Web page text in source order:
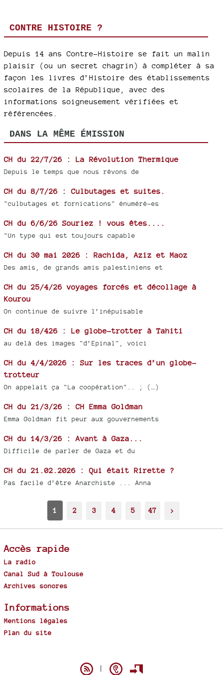
CONTRE HISTOIRE ?
Depuis 14 ans Contre-Histoire se fait un malin
plaisir (ou un secret chagrin) à compléter à sa
façon les livres d’Histoire des établissements
scolaires de la République, avec des
informations soigneusement vérifiées et
référencées.
DANS LA MÊME ÉMISSION
CH du 22/7/26 : La Révolution Thermique
Depuis le temps que nous rêvons de
CH du 8/7/26 : Culbutages et suites.
"culbutages et fornications" énuméré-es
CH du 6/6/26 Souriez ! vous êtes....
"Un type qui est toujours capable
CH du 30 mai 2026 : Rachida, Aziz et Maoz
Des amis, de grands amis palestiniens et
CH du 25/4/26 voyages forcés et décollage à
Kourou
On continue de suivre l’inépuisable
CH du 18/426 : Le globe-trotter à Tahiti
au delà des images "d’Epinal", voici
CH du 4/4/2026 : Sur les traces d’un globe-
trotteur
On appelait ça "La coopération".. ; (…)
CH du 21/3/26 : CH Emma Goldman
Emma Goldman fit peur aux gouvernements
CH du 14/3/26 : Avant à Gaza...
Difficile de parler de Gaza et du
CH du 21.02.2026 : Qui était Rirette ?
Pas facile d’être Anarchiste ... Anna
1 2 3 4 5 47 >
Accès rapide
La radio
Canal Sud à Toulouse
Archives sonores
Informations
Mentions légales
Plan du site
|